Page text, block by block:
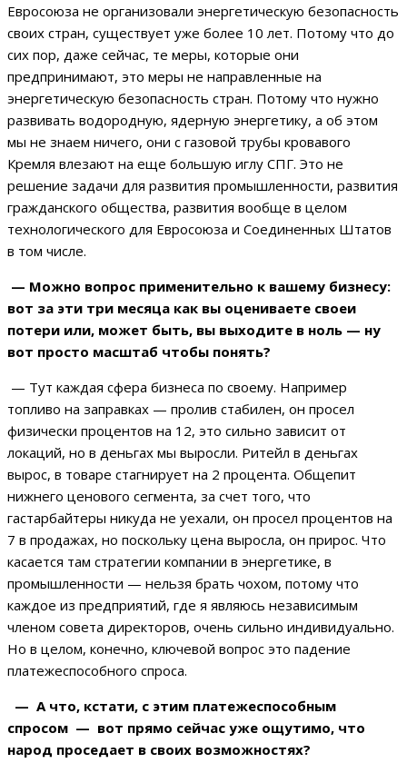
Евросоюза не организовали энергетическую безопасность
своих стран, существует уже более 10 лет. Потому что до
сих пор, даже сейчас, те меры, которые они
предпринимают, это меры не направленные на
энергетическую безопасность стран. Потому что нужно
развивать водородную, ядерную энергетику, а об этом
мы не знаем ничего, они с газовой трубы кровавого
Кремля влезают на еще большую иглу СПГ. Это не
решение задачи для развития промышленности, развития
гражданского общества, развития вообще в целом
технологического для Евросоюза и Соединенных Штатов
в том числе.
— Можно вопрос применительно к вашему бизнесу:
вот за эти три месяца как вы оцениваете своеи
потери или, может быть, вы выходите в ноль — ну
вот просто масштаб чтобы понять?
— Тут каждая сфера бизнеса по своему. Например
топливо на заправках — пролив стабилен, он просел
физически процентов на 12, это сильно зависит от
локаций, но в деньгах мы выросли. Ритейл в деньгах
вырос, в товаре стагнирует на 2 процента. Общепит
нижнего ценового сегмента, за счет того, что
гастарбайтеры никуда не уехали, он просел процентов на
7 в продажах, но поскольку цена выросла, он прирос. Что
касается там стратегии компании в энергетике, в
промышленности — нельзя брать чохом, потому что
каждое из предприятий, где я являюсь независимым
членом совета директоров, очень сильно индивидуально.
Но в целом, конечно, ключевой вопрос это падение
платежеспособного спроса.
— А что, кстати, с этим платежеспособным
спросом — вот прямо сейчас уже ощутимо, что
народ проседает в своих возможностях?